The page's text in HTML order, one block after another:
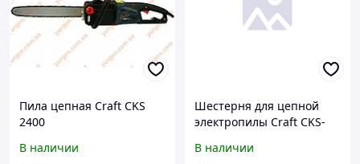
Пила цепная Craft CKS
2400
В наличии
Шестерня для цепной
электропилы Сraft CKS-
В наличии